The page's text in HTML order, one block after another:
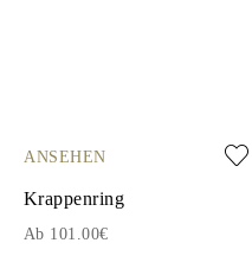
ANSEHEN
Krappenring
Ab 101.00€